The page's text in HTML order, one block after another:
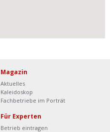
Magazin
Aktuelles
Kaleidoskop
Fachbetriebe im Porträt
Für Experten
Betrieb eintragen